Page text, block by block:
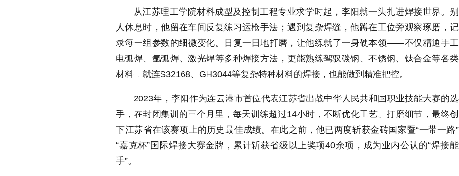
从江苏理工学院材料成型及控制工程专业求学时起，李阳就一头扎进焊接世界。别
人休息时，他留在车间反复练习运枪手法；遇到复杂焊缝，他蹲在工位旁观察琢磨，记
录每一组参数的细微变化。日复一日地打磨，让他练就了一身硬本领——不仅精通手工
电弧焊、氩弧焊、激光焊等多种焊接方法，更能熟练驾驭碳钢、不锈钢、钛合金等各类
材料，就连S32168、GH3044等复杂特种材料的焊接，也能做到精准把控。
2023年，李阳作为连云港市首位代表江苏省出战中华人民共和国职业技能大赛的选
手，在封闭集训的三个月里，每天训练超过14小时，不断优化工艺、打磨细节，最终创
下江苏省在该赛项上的历史最佳成绩。在此之前，他已两度斩获金砖国家暨“一带一路”
“嘉克杯”国际焊接大赛金牌，累计斩获省级以上奖项40余项，成为业内公认的“焊接能
手”。